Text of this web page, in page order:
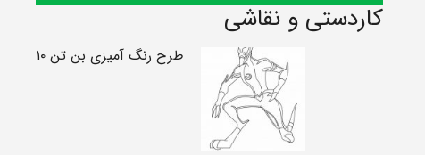
کاردستی و نقاشی
طرح رنگ آمیزی بن تن ۱۰